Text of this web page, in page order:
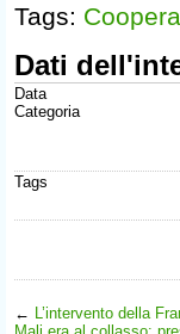
Tags:
Dati
Data
Categoria
Tags
← L’intervento della